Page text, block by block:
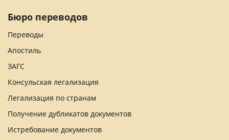
Бюро переводов
Переводы
Апостиль
ЗАГС
Консульская легализация
Легализация по странам
Получение дубликатов документов
Истребование документов